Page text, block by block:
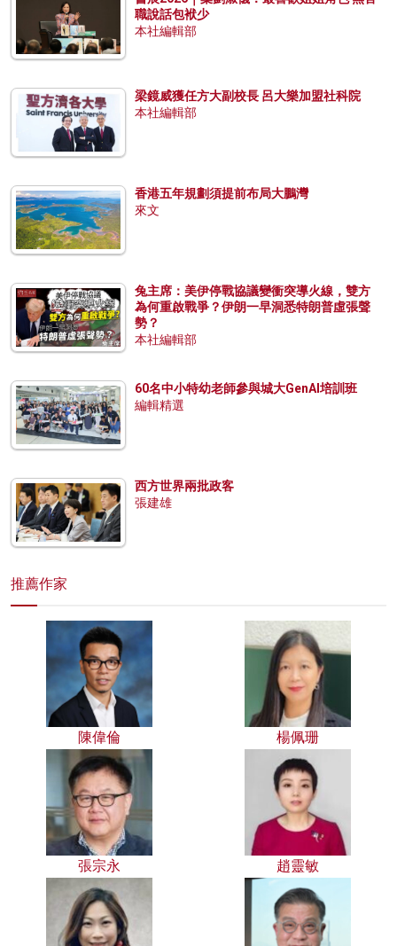
職說話包袱少
本社編輯部
梁鏡威獲任方大副校長 呂大樂加盟社科院
本社編輯部
香港五年規劃須提前布局大鵬灣
來文
兔主席：美伊停戰協議變衝突導火線，雙方
為何重啟戰爭？伊朗一早洞悉特朗普虛張聲
勢？
本社編輯部
60名中小特幼老師參與城大GenAI培訓班
編輯精選
西方世界兩批政客
張建雄
推薦作家
陳偉倫 楊佩珊
張宗永 趙靈敏